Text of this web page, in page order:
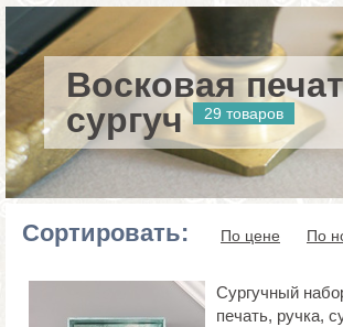
Восковая
сургуч
29 товаров
Сортировать: По цене По
Сургучный
печать, ручка,